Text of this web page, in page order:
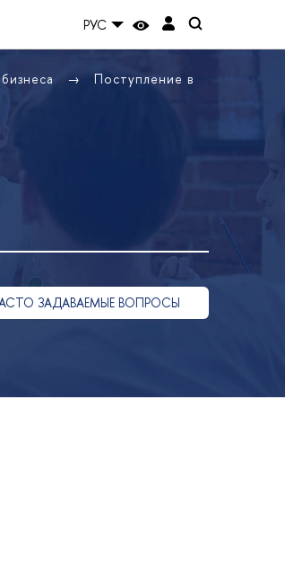
РУС
Поступление в
ЗАДАВАЕМЫЕ ВОПРОСЫ